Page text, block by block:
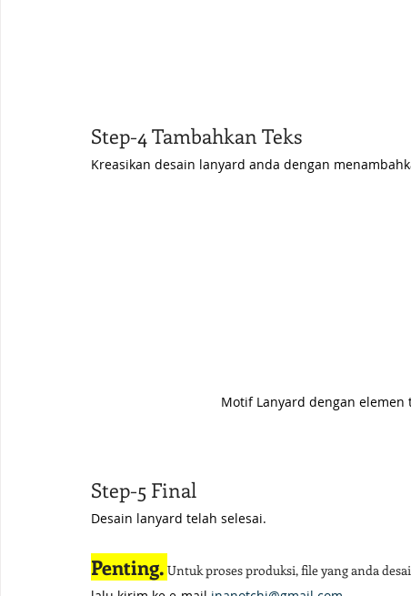
Step-4 Tambahkan Teks
Kreasikan desain lanyard anda dengan
Motif Lanyard dengan elemen
Step-5 Final
Desain lanyard telah selesai.
Penting. Untuk proses produksi, file yang anda